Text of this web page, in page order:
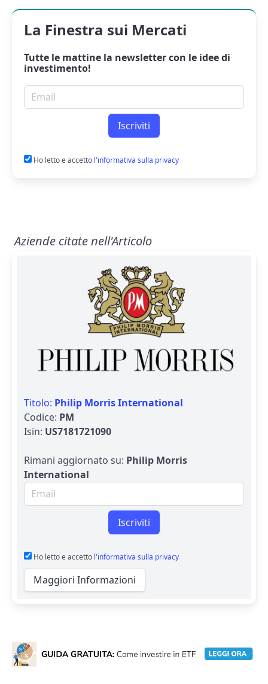
La Finestra sui Mercati
Tutte le mattine la newslettercon le idee di
investimento!
Email per newsletter
Iscriviti
Ho letto e accetto l'informativa sulla privacy
Aziende citate nell'Articolo
Titolo: Philip Morris International
Codice: PM
Isin: US7181721090
Rimani aggiornato su: Philip Morris
International
Email per newsletter
Iscriviti
Ho letto e accetto l'informativa sulla privacy
Maggiori Informazioni